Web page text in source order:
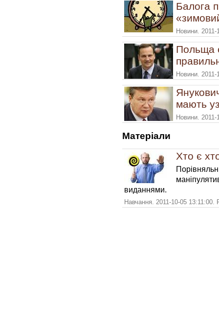
Балога
Новини.
Польща
Новини.
мають
Новини.
Матерiали
Хто є
виданнями.
Навчання. 2011-10-05 13:11:00.